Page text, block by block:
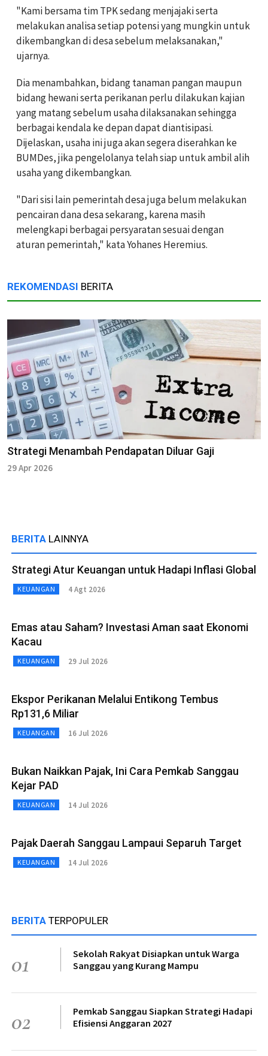
"Kami bersama tim TPK sedang menjajaki serta
melakukan analisa setiap potensi yang mungkin untuk
dikembangkan di desa sebelum melaksanakan,"
ujarnya.
Dia menambahkan, bidang tanaman pangan maupun
bidang hewani serta perikanan perlu dilakukan kajian
yang matang sebelum usaha dilaksanakan sehingga
berbagai kendala ke depan dapat diantisipasi.
Dijelaskan, usaha ini juga akan segera diserahkan ke
BUMDes, jika pengelolanya telah siap untuk ambil alih
usaha yang dikembangkan.
"Dari sisi lain pemerintah desa juga belum melakukan
pencairan dana desa sekarang, karena masih
melengkapi berbagai persyaratan sesuai dengan
aturan pemerintah," kata Yohanes Heremius.
REKOMENDASI BERITA
Strategi Menambah Pendapatan Diluar Gaji
29 Apr 2026
BERITA LAINNYA
Strategi Atur Keuangan untuk Hadapi Inflasi Global
KEUANGAN 4 Agt 2026
Emas atau Saham? Investasi Aman saat Ekonomi
Kacau
KEUANGAN 29 Jul 2026
Ekspor Perikanan Melalui Entikong Tembus
Rp131,6 Miliar
KEUANGAN 16 Jul 2026
Bukan Naikkan Pajak, Ini Cara Pemkab Sanggau
Kejar PAD
KEUANGAN 14 Jul 2026
Pajak Daerah Sanggau Lampaui Separuh Target
KEUANGAN 14 Jul 2026
BERITA TERPOPULER
01
Sekolah Rakyat Disiapkan untuk Warga
Sanggau yang Kurang Mampu
02
Pemkab Sanggau Siapkan Strategi Hadapi
Efisiensi Anggaran 2027